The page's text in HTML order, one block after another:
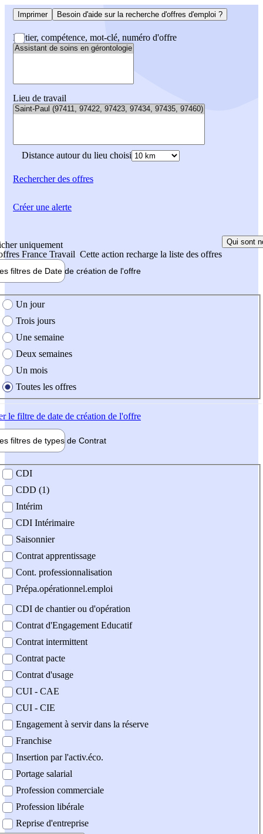
Imprimer Besoin d'aide sur la recherche d'offres d'emploi ?
Métier, compétence, mot-clé, numéro d'offre
Lieu de travail
Distance autour du lieu choisi
Rechercherdes offres
uniquement
France Travail Cette action recharge la liste des offres
Qui sont
filtres de Date de création de l'offre
création de l'offre
Un jour
Trois jours
Une semaine
Deux semaines
Un mois
Toutes les offres
le filtre de date de création de l'offre
filtres de types de Contrat
contrat
CDI
CDD (1)
Intérim
CDI Intérimaire
Saisonnier
Contrat apprentissage
Cont. professionnalisation
Prépa.opérationnel.emploi
CDI de chantier ou d'opération
Contrat d'Engagement Educatif
Contrat intermittent
Contrat pacte
Contrat d'usage
CUI - CAE
CUI - CIE
Engagement à servir dans la réserve
Franchise
Insertion par l'activ.éco.
Portage salarial
Profession commerciale
Profession libérale
Reprise d'entreprise
Créer une alerte